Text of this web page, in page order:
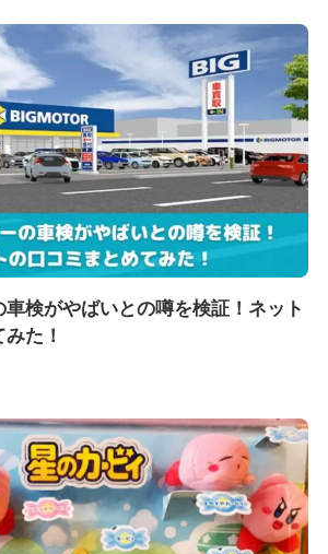
車検がやばいとの噂を検証！ネット
た！